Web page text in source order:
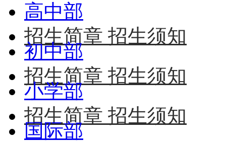
高中部
招生简章 招生须知
初中部
招生简章 招生须知
小学部
招生简章 招生须知
国际部